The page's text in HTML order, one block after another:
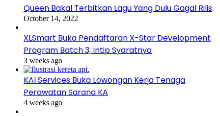
Queen Bakal Terbitkan Lagu Yang Dulu Gagal Rilis
October 14, 2022
XLSmart Buka Pendaftaran X-Star Development
Program Batch 3, Intip Syaratnya
3 weeks ago
KAI Services Buka Lowongan Kerja Tenaga
Perawatan Sarana KA
4 weeks ago